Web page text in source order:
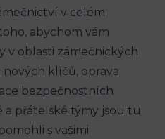
v celém
abychom vám
v oblasti zámečnických
nových klíčů, oprava
bezpečnostních
a přátelské týmy jsou tu
s vašimi